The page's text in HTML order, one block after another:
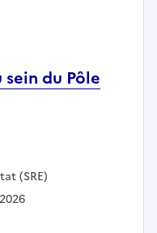
du Pôle
(SRE)